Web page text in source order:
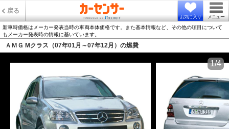
戻る
お気に入り メニュー
新車時価格はメーカー発表当時の車両本体価格です。また基本情報など、その他の項目について
もメーカー発表時の情報に基いています。
ＡＭＧ Mクラス（07年01月～07年12月）の燃費
1/4